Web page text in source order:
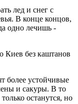
лед и снег с
В конце концов,
одно лечишь -
Киев без каштанов
более устойчивые
и сакуры. В то
останутся, но